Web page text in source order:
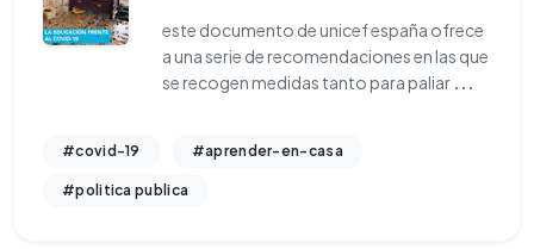
este documento de unicef españa ofrece
a una serie de recomendaciones en las que
se recogen medidas tanto para paliar ...
#covid-19 #aprender-en-casa
#politica publica